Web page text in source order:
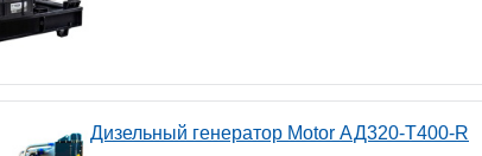
Дизельный генератор Motor АД320-Т400-R